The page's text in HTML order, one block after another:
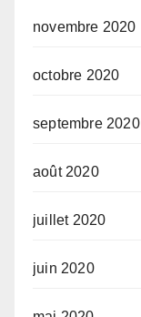
novembre 2020
octobre 2020
septembre 2020
août 2020
juillet 2020
juin 2020